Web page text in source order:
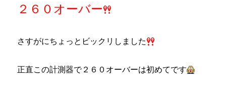
２６０オーバー
さすがにちょっとビックリしました
正直この計測器で２６０オーバーは初めてです